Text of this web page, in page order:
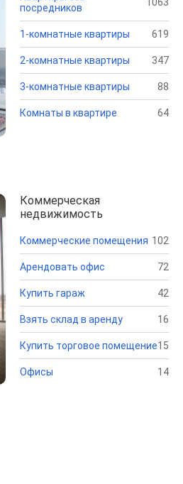
посредников
1-комнатные квартиры 619
2-комнатные квартиры 347
3-комнатные квартиры 88
Комнаты в квартире 64
Коммерческая
недвижимость
Коммерческие помещения 102
Арендовать офис 72
Купить гараж 42
Взять склад в аренду 16
Купить торговое помещение15
Офисы 14